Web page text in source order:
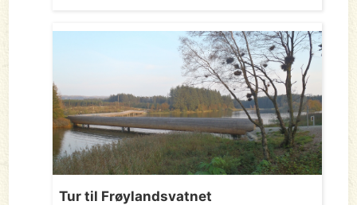
Tur til Frøylandsvatnet